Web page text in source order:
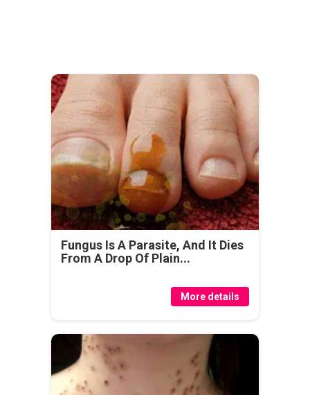
Fungus Is A Parasite, And It Dies
From A Drop Of Plain...
More details